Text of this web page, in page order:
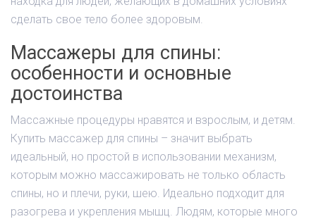
сделать свое тело более здоровым.
Массажеры для спины:
особенности и основные
достоинства
Массажные процедуры нравятся и взрослым, и детям.
Купить массажер для спины – значит выбрать
идеальный, но простой в использовании механизм,
которым можно массажировать не только область
спины, но и плечи, руки, шею. Идеально подходит для
разогрева и укрепления мышц. Людям, которые много